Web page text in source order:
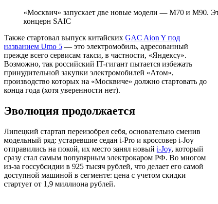
«Москвич» запускает две новые модели — М70 и М90.
концерн SAIC
Также стартовал выпуск китайских GAC Aion Y под
названием Umo 5 — это электромобиль, адресованный
прежде всего сервисам такси, в частности, «Яндексу».
Возможно, так российский IT-гигант пытается избежать
принудительной закупки электромобилей «Атом»,
производство которых на «Москвиче» должно стартовать до
конца года (хотя уверенности нет).
Эволюция продолжается
Липецкий стартап переизобрел себя, основательно сменив
модельный ряд: устаревшие седан i-Pro и кроссовер i-Joy
отправились на покой, их место занял новый i-Joy, который
сразу стал самым популярным электрокаром РФ. Во многом
из-за госсубсидии в 925 тысяч рублей, что делает его самой
доступной машиной в сегменте: цена с учетом скидки
стартует от 1,9 миллиона рублей.